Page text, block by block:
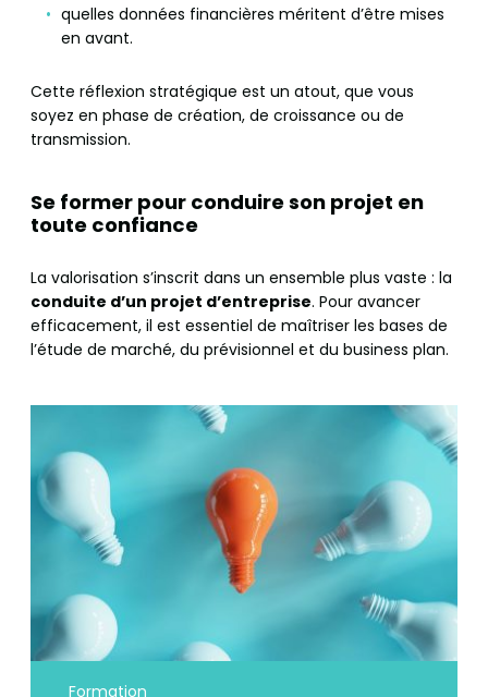
quelles données financières méritent d’être mises
en avant.
Cette réflexion stratégique est un atout, que vous
soyez en phase de création, de croissance ou de
transmission.
Se former pour conduire son projet en
toute confiance
La valorisation s’inscrit dans un ensemble plus vaste : la
conduite d’un projet d’entreprise. Pour avancer
efficacement, il est essentiel de maîtriser les bases de
l’étude de marché, du prévisionnel et du business plan.
Formation